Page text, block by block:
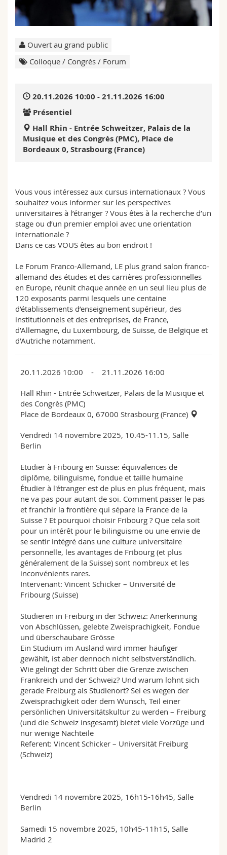
Sciences et médecine
Collaborateurs
MyUnifr
Ouvert au grand public
Colloque / Congrès / Forum
20.11.2026 10:00 - 21.11.2026 16:00
Présentiel
Hall Rhin - Entrée Schweitzer, Palais de la
Musique et des Congrès (PMC), Place de
Bordeaux 0, Strasbourg (France)
Vous vous intéressez aux cursus internationaux ? Vous
souhaitez vous informer sur les perspectives
universitaires à l’étranger ? Vous êtes à la recherche d’un
stage ou d’un premier emploi avec une orientation
internationale ?
Dans ce cas VOUS êtes au bon endroit !
Le Forum Franco-Allemand, LE plus grand salon franco-
allemand des études et des carrières professionnelles
en Europe, réunit chaque année en un seul lieu plus de
120 exposants parmi lesquels une centaine
d’établissements d’enseignement supérieur, des
institutionnels et des entreprises, de France,
d’Allemagne, du Luxembourg, de Suisse, de Belgique et
d’Autriche notamment.
20.11.2026 10:00 - 21.11.2026 16:00
Hall Rhin - Entrée Schweitzer, Palais de la Musique et
des Congrès (PMC)
Place de Bordeaux 0, 67000 Strasbourg (France)
Vendredi 14 novembre 2025, 10.45-11.15, Salle
Berlin
Etudier à Fribourg en Suisse: équivalences de
diplôme, bilinguisme, fondue et taille humaine
Étudier à l'étranger est de plus en plus fréquent, mais
ne va pas pour autant de soi. Comment passer le pas
et franchir la frontière qui sépare la France de la
Suisse ? Et pourquoi choisir Fribourg ? Que cela soit
pour un intérêt pour le bilinguisme ou une envie de
se sentir intégré dans une culture universitaire
personnelle, les avantages de Fribourg (et plus
généralement de la Suisse) sont nombreux et les
inconvénients rares.
Intervenant: Vincent Schicker – Université de
Fribourg (Suisse)
Studieren in Freiburg in der Schweiz: Anerkennung
von Abschlüssen, gelebte Zweisprachigkeit, Fondue
und überschaubare Grösse
Ein Studium im Ausland wird immer häufiger
gewählt, ist aber dennoch nicht selbstverständlich.
Wie gelingt der Schritt über die Grenze zwischen
Frankreich und der Schweiz? Und warum lohnt sich
gerade Freiburg als Studienort? Sei es wegen der
Zweisprachigkeit oder dem Wunsch, Teil einer
persönlichen Universitätskultur zu werden – Freiburg
(und die Schweiz insgesamt) bietet viele Vorzüge und
nur wenige Nachteile
Referent: Vincent Schicker – Universität Freiburg
(Schweiz)
Vendredi 14 novembre 2025, 16h15-16h45, Salle
Berlin
Samedi 15 novembre 2025, 10h45-11h15, Salle
Madrid 2